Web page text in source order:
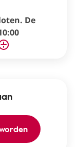
De